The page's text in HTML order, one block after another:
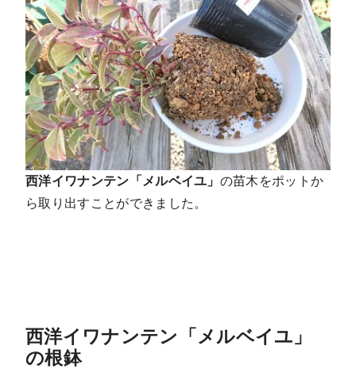
西洋イワナンテン「メルベイユ」 の苗木をポットか
ら取り出すことができました。
西洋イワナンテン「メルベイユ」
の根鉢